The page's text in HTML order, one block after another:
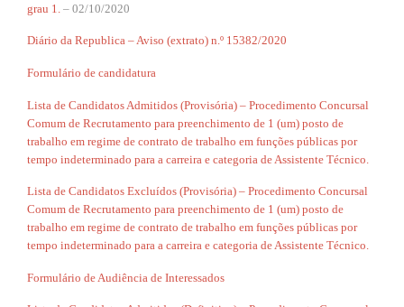
grau 1. – 02/10/2020
Diário da Republica – Aviso (extrato) n.º 15382/2020
Formulário de candidatura
Lista de Candidatos Admitidos (Provisória) – Procedimento Concursal
Comum de Recrutamento para preenchimento de 1 (um) posto de
trabalho em regime de contrato de trabalho em funções públicas por
tempo indeterminado para a carreira e categoria de Assistente Técnico.
Lista de Candidatos Excluídos (Provisória) – Procedimento Concursal
Comum de Recrutamento para preenchimento de 1 (um) posto de
trabalho em regime de contrato de trabalho em funções públicas por
tempo indeterminado para a carreira e categoria de Assistente Técnico.
Formulário de Audiência de Interessados